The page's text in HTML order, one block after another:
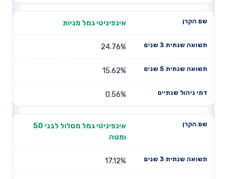
אינפיניטי גמל מניות
24.76%
15.62%
0.56%
אינפיניטי גמל מסלול לבני 50
ומטה
17.12%